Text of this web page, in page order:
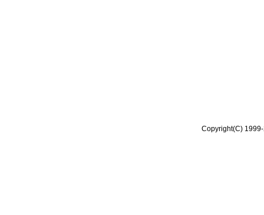
Copyright(C)